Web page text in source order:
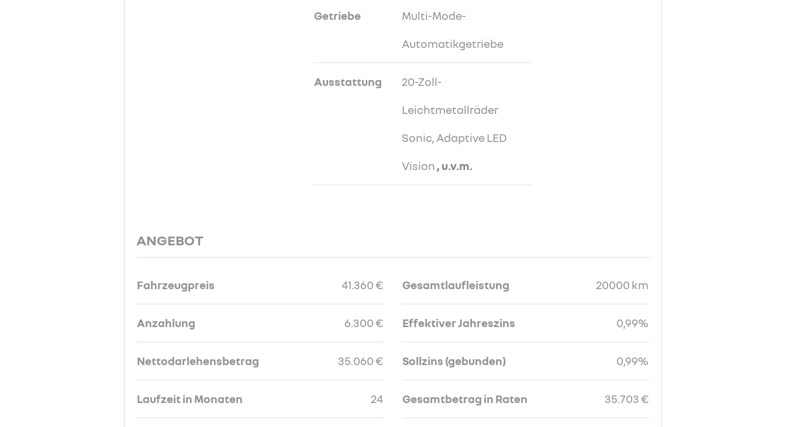
Getriebe Multi-Mode-
Automatikgetriebe
Ausstattung 20-Zoll-
Leichtmetallräder
Sonic, Adaptive LED
Vision , u.v.m.
ANGEBOT
Fahrzeugpreis 41.360 €
Anzahlung 6.300 €
Nettodarlehensbetrag 35.060 €
Laufzeit in Monaten 24
Gesamtlaufleistung 20000 km
Effektiver Jahreszins 0,99%
Sollzins (gebunden) 0,99%
Gesamtbetrag in Raten 35.703 €